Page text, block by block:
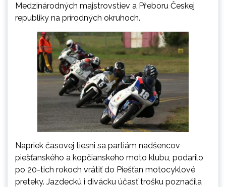
Medzinárodných majstrovstiev a Přeboru Českej
republiky na prírodných okruhoch.
Napriek časovej tiesni sa partiám nadšencov
piešťanského a kopčianskeho moto klubu, podarilo
po 20-tich rokoch vrátiť do Piešťan motocyklové
preteky. Jazdeckú i divácku účasť trošku poznačila